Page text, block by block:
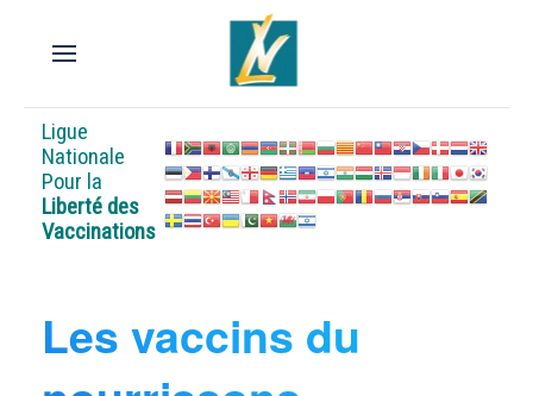
Ligue
Nationale
Pour la
Liberté des
Vaccinations
Les vaccins du